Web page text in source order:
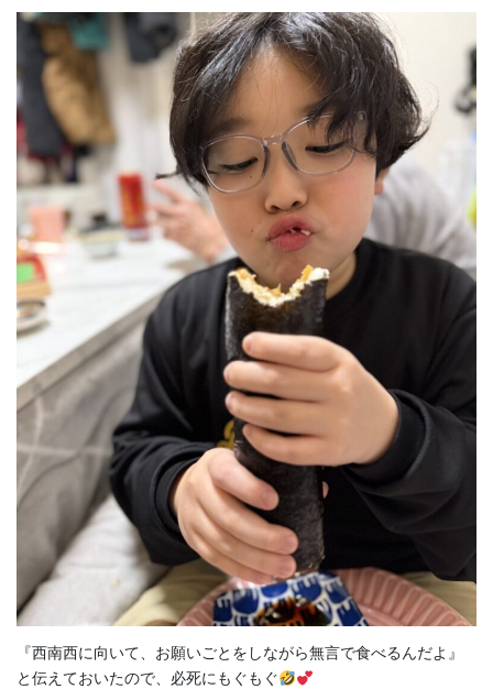
『西南西に向いて、お願いごとをしながら無言で食べるんだよ』
と伝えておいたので、必死にもぐもぐ